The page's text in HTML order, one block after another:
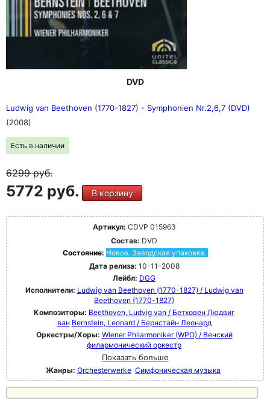
DVD
Ludwig van Beethoven (1770-1827) - Symphonien Nr.2,6,7 (DVD)
(2008)
Есть в наличии
6299руб.
5772 руб. В корзину
Артикул: CDVP 015963
Состав: DVD
Состояние: Новое. Заводская упаковка.
Дата релиза: 10-11-2008
Лейбл: DGG
Исполнители: Ludwig van Beethoven (1770-1827) / Ludwig van
Beethoven (1770-1827)
Композиторы: Beethoven, Ludvig van / Бетховен Людвиг
ван Bernstein, Leonard / Бернстайн Леонард
Оркестры/Хоры: Wiener Philarmoniker (WPO) / Венский
филармонический оркестр
Показать больше
Жанры: Orchesterwerke Симфоническая музыка